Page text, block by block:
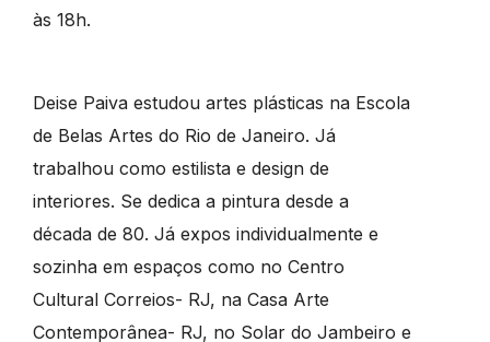
às 18h.
Deise Paiva estudou artes plásticas na Escola
de Belas Artes do Rio de Janeiro. Já
trabalhou como estilista e design de
interiores. Se dedica a pintura desde a
década de 80. Já expos individualmente e
sozinha em espaços como no Centro
Cultural Correios- RJ, na Casa Arte
Contemporânea- RJ, no Solar do Jambeiro e